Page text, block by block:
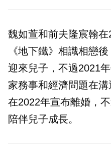
魏如萱和前夫隆宸翰
《地下鐵》相識相戀
迎來兒子，不過2021
家務事和經濟問題在
在2022年宣布離婚，
陪伴兒子成長。